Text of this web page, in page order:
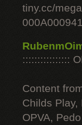
tiny.cc/
000A000941
::::::::::::::::
Content
Childs
OPVA,